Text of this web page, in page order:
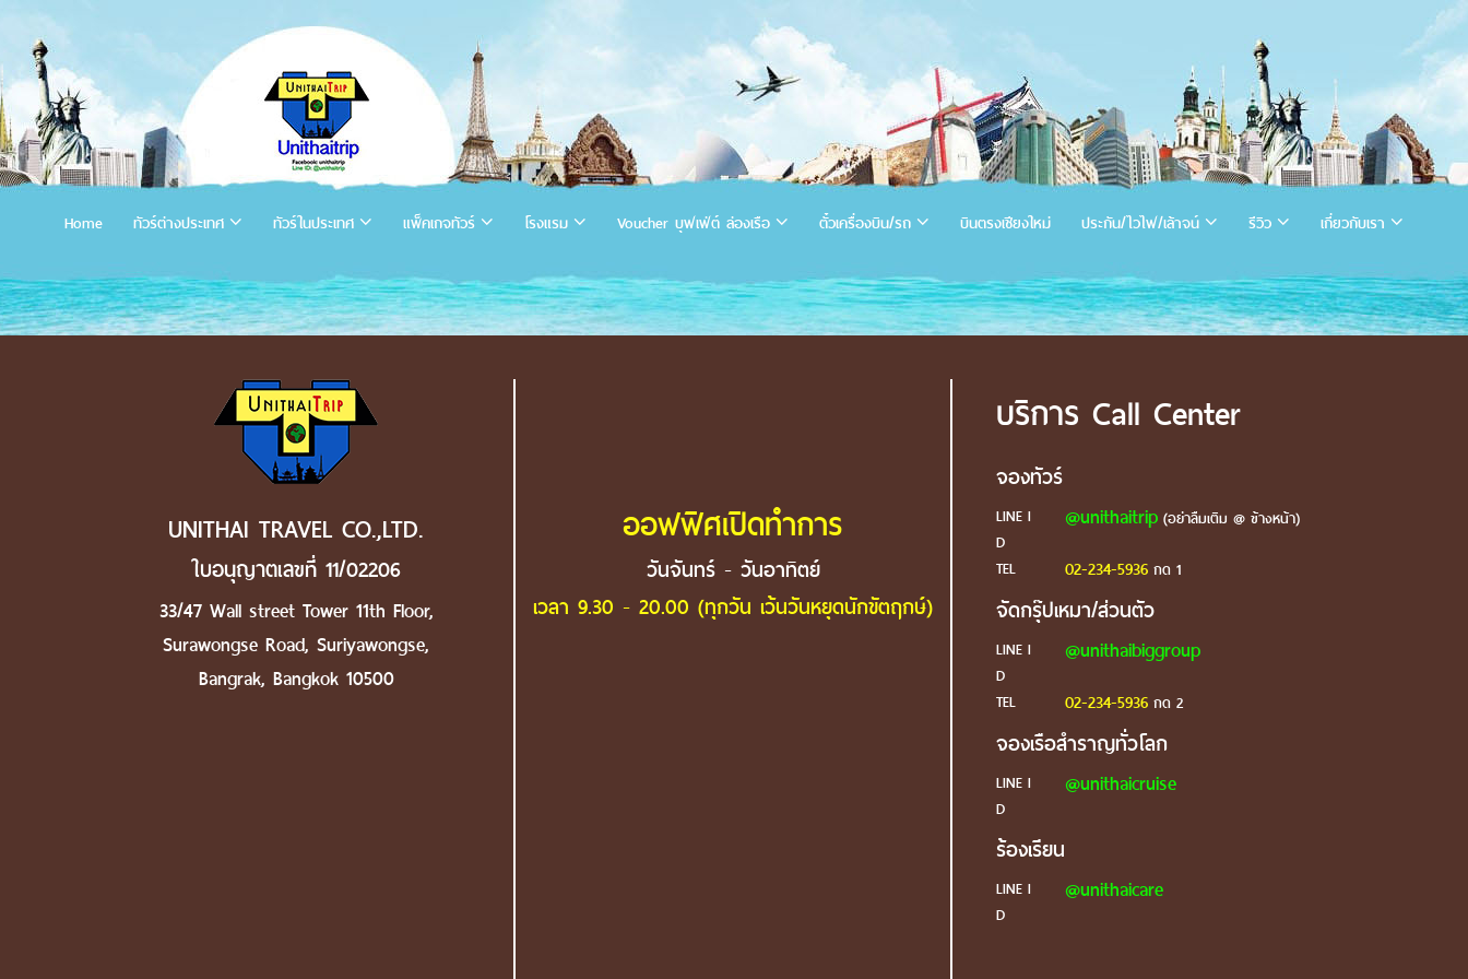
Home ทัวร์ต่างประเทศ ทัวร์ในประเทศ แพ็คเกจทัวร์ โรงแรม Voucher บุฟเฟ่ต์ ล่องเรือ ตั๋วเครื่องบิน/รถ บินตรงเชียงใหม่ ประกัน/ไวไฟ/เล้าจน์ รีวิว เกี่ยวกับเรา
UNITHAI TRAVEL CO.,LTD.
ใบอนุญาตเลขที่ 11/02206
33/47 Wall street Tower 11th Floor,
Surawongse Road, Suriyawongse,
Bangrak, Bangkok 10500
ออฟฟิศเปิดทำการ
วันจันทร์ - วันอาทิตย์
เวลา 9.30 - 20.00 (ทุกวัน เว้นวันหยุดนักขัตฤกษ์)
บริการ Call Center
จองทัวร์
LINE I
D
@unithaitrip(อย่าลืมเติม @ ข้างหน้า)
TEL 02-234-5936กด 1
จัดกรุ๊ปเหมา/ส่วนตัว
LINE I
D
@unithaibiggroup
TEL 02-234-5936กด 2
จองเรือสำราญทั่วโลก
LINE I
D
@unithaicruise
ร้องเรียน
LINE I
D
@unithaicare